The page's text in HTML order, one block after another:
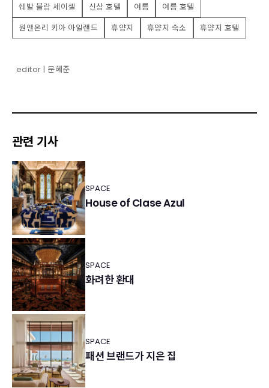
쉐발 블랑 세이셸
신상 호텔 여름
여름 호텔
원앤온리 키아 아일랜드
휴양지 휴양지 숙소 휴양지 호텔
editor | 문혜준
관련 기사
SPACE
House of Clase Azul
SPACE
화려한 환대
SPACE
패션 브랜드가 지은 집